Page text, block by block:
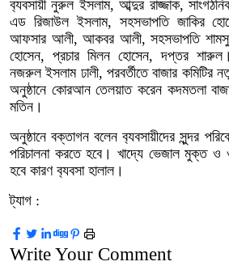
ব‍্যবসায়ী নুরুল ইসলাম, আব্দুর রাজ্জাক,
এড রিজাউল ইসলাম, সহসভাপতি জাকির
আফসার আলী, আকবর আলী, সহসভাপতি
হোসেন, প্রচার মিলন হোসেন, দপ্তর শারুল।
নজরুল ইসলাম ঢালী, পরবর্তীতে বাজার
অনুষ্ঠানে কোরআন তেলয়াত করেন কদমতলা
মতিন।
অনুষ্ঠানে বক্তাগন বলেন ব‍্যবসায়ীদের সুন্দর
পরিচালনা করতে হবে। খাদ্যে ভেজাল মুক্ত ও
হবে কারণ ব‍্যবসা হালাল।
ট্যাগ :
Write Your Comment